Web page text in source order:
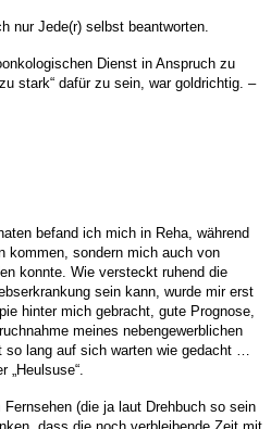
nur Jede(r) selbst beantworten.
Dienst in Anspruch zu
stark“ dafür zu sein, war goldrichtig. –
befand ich mich in Reha, während
kommen, sondern mich auch von
konnte. Wie versteckt ruhend die
sein kann, wurde mir erst
hinter mich gebracht, gute Prognose,
meines nebengewerblichen
so lang auf sich warten wie gedacht …
„Heulsuse“.
Fernsehen (die ja laut Drehbuch so sein